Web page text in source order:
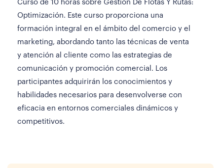
Curso de 10 horas sobre Gestión De Flotas Y Rutas:
Optimización. Este curso proporciona una
formación integral en el ámbito del comercio y el
marketing, abordando tanto las técnicas de venta
y atención al cliente como las estrategias de
comunicación y promoción comercial. Los
participantes adquirirán los conocimientos y
habilidades necesarios para desenvolverse con
eficacia en entornos comerciales dinámicos y
competitivos.